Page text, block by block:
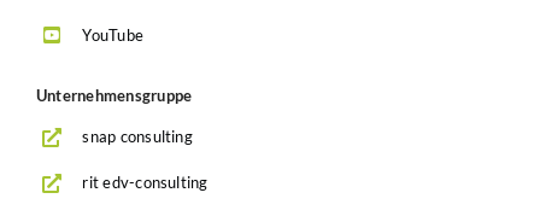
YouTube
Unternehmensgruppe
snap consulting
rit edv-consulting